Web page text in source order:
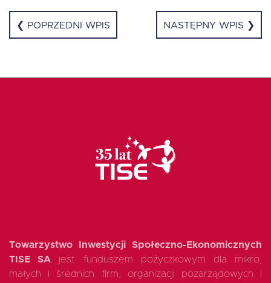
❮ POPRZEDNI WPIS NASTĘPNY WPIS ❯
Towarzystwo Inwestycji Społeczno-Ekonomicznych
TISE SA jest funduszem pożyczkowym dla mikro,
małych i średnich firm, organizacji pozarządowych i